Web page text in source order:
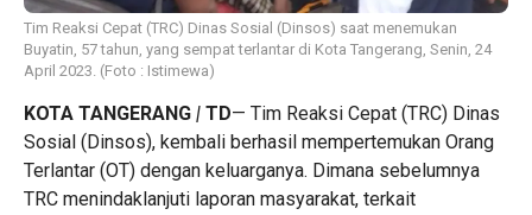
Tim Reaksi Cepat (TRC) Dinas Sosial (Dinsos) saat menemukan
Buyatin, 57 tahun, yang sempat terlantar di Kota Tangerang, Senin, 24
April 2023. (Foto : Istimewa)
KOTA TANGERANG | T D— Tim Reaksi Cepat (TRC) Dinas
Sosial (Dinsos), kembali berhasil mempertemukan Orang
Terlantar (OT) dengan keluarganya. Dimana sebelumnya
TRC menindaklanjuti laporan masyarakat, terkait